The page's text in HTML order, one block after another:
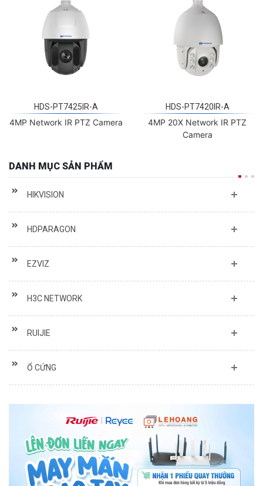
HDS-PT7425IR-A
4MP Network IR PTZ Camera
HDS-PT7420IR-A
4MP 20X Network IR PTZ
Camera
DANH MỤC SẢN PHẨM
HIKVISION
HDPARAGON
EZVIZ
H3C NETWORK
RUIJIE
Ổ CỨNG